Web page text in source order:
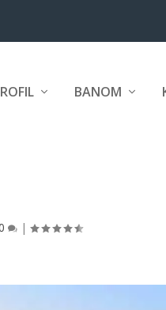
BANOM
|